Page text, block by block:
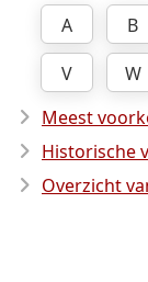
A
B
V
W
Meest
Historische
Overzicht